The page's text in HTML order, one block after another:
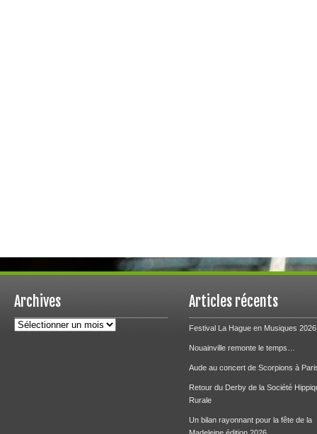
Archives
Archives
Articles récents
Festival La Hague en Musiques 2026
Nouainville remonte le temps…
Aude au concert de Scorpions à
Retour du Derby de la Société
Rurale
Un bilan rayonnant pour la fête de la